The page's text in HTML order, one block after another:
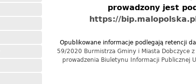
prowadzony jest
https://
Opublikowane informacje podlegają retencji
59/2020 Burmistrza Gminy i Miasta Dobczyce
prowadzenia Biuletynu Informacji Publicznej